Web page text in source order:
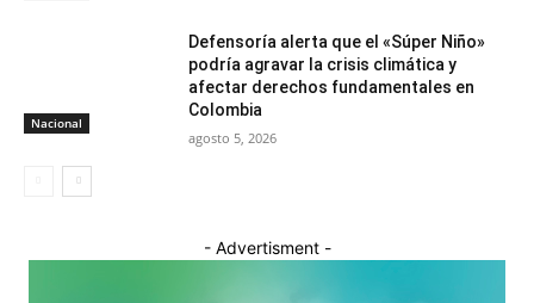
Nacional
Defensoría alerta que el «Súper Niño»
podría agravar la crisis climática y
afectar derechos fundamentales en
Colombia
agosto 5, 2026
- Advertisment -